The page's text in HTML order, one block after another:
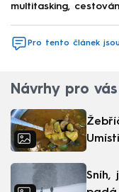
multitasking,
Pro tento článek
Návrhy pro vás
Sníh,